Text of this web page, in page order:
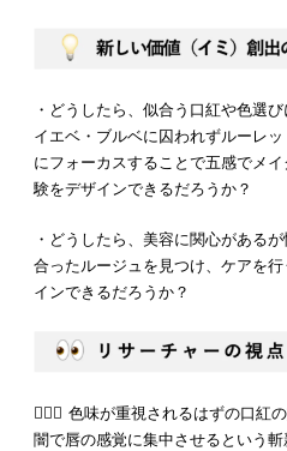
・どうしたら、似合う口紅や色選
イエベ・ブルベに囚われずルーレ
にフォーカスすることで五感でメ
験をデザインできるだろうか？
・どうしたら、美容に関心がある
合ったルージュを見つけ、ケアを
インできるだろうか？
💁🏻‍♂️ 色味が重視されるはずの口紅
闇で唇の感覚に集中させるという